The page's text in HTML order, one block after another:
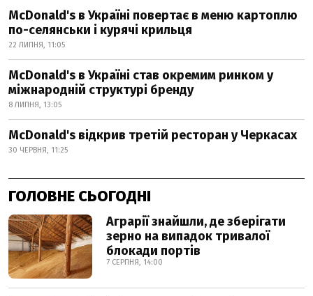
McDonald's в Україні повертає в меню картоплю
по-селянськи і курячі крильця
22 ЛИПНЯ, 11:05
McDonald's в Україні став окремим ринком у
міжнародній структурі бренду
8 ЛИПНЯ, 13:05
McDonald's відкрив третій ресторан у Черкасах
30 ЧЕРВНЯ, 11:25
ГОЛОВНЕ СЬОГОДНІ
Аграрії знайшли, де зберігати
зерно на випадок тривалої
блокади портів
7 СЕРПНЯ, 14:00